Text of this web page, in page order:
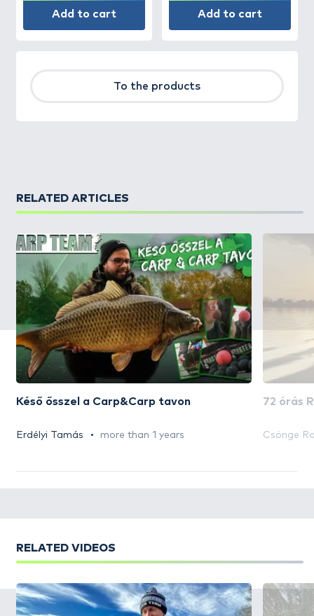
Add to cart Add to cart
To the products
RELATED ARTICLES
Késő ősszel a Carp&Carp tavon
Erdélyi Tamás more than 1 years
72 órás
Csönge
RELATED VIDEOS